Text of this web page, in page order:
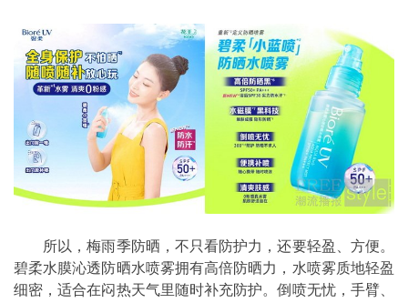
所以，梅雨季防晒，不只看防护力，还要轻盈、方便。
碧柔水膜沁透防晒水喷雾拥有高倍防晒力，水喷雾质地轻盈
细密，适合在闷热天气里随时补充防护。倒喷无忧，手臂、